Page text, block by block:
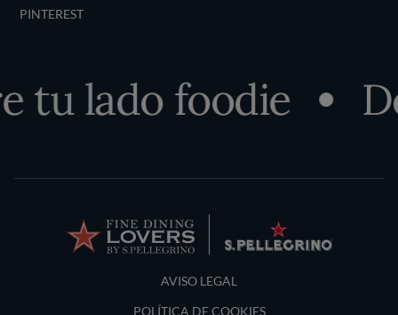
PINTEREST
lado foodie
Terms and Conditions
AVISO LEGAL
POLÍTICA DE COOKIES